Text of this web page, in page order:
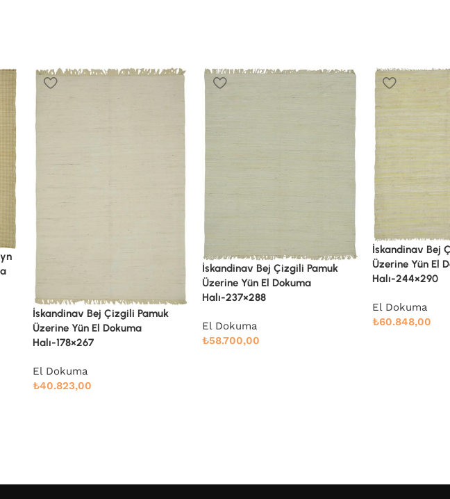
İskandinav Bej Çizgili Pamuk
Üzerine Yün El Dokuma
Halı-237×288
El Dokuma
₺58.700,00
İskandinav Bej Çizgili Pamuk
Üzerine Yün El Dokuma
Halı-244×290
₺60.848,00
İskandinav Bej
Üzerine Yün El
Halı-245×290
El Dokuma